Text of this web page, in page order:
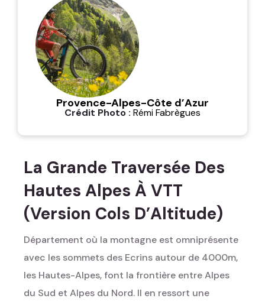
La Grande Traversée Des
Hautes Alpes À VTT
(Version Cols D’Altitude)
Département où la montagne est omniprésente
avec les sommets des Ecrins autour de 4000m,
les Hautes-Alpes, font la frontière entre Alpes
du Sud et Alpes du Nord. Il en ressort une
Provence-Alpes-Côte d’Azur
Crédit Photo : Rémi Fabrègues